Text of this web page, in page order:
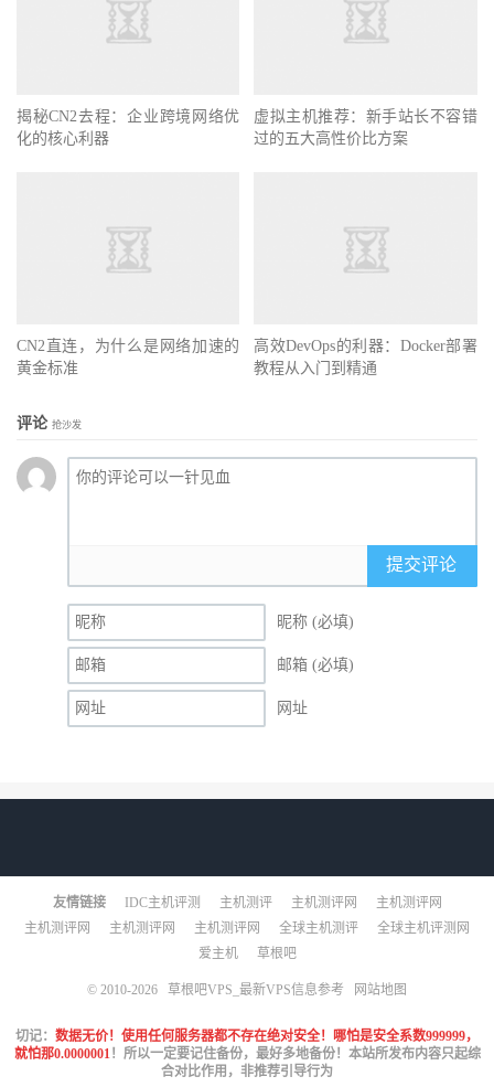
揭秘CN2去程：企业跨境网络优
化的核心利器
虚拟主机推荐：新手站长不容错
过的五大高性价比方案
CN2直连，为什么是网络加速的
黄金标准
高效DevOps的利器：Docker部署
教程从入门到精通
评论 抢沙发
提交评论
昵称 (必填)
邮箱 (必填)
网址
友情链接 IDC主机评测 主机测评 主机测评网
主机测评网
主机测评网
主机测评网 主机测评网 全球主机测评
全球主机评测网
爱主机
草根吧
© 2010-2026 草根吧VPS_最新VPS信息参考 网站地图
切记： 数据无价！使用任何服务器都不存在绝对安全！哪怕是安全系数999999，
就怕那0.0000001！所以一定要记住备份，最好多地备份！本站所发布内容只起综
合对比作用，非推荐引导行为